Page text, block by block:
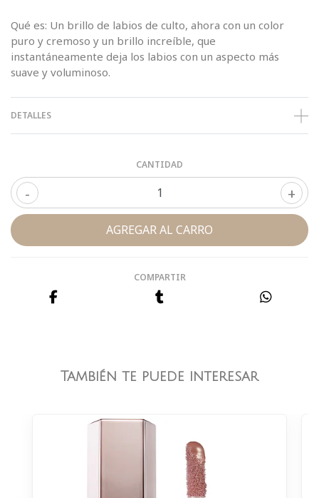
Qué es: Un brillo de labios de culto, ahora con un color
puro y cremoso y un brillo increíble, que
instantáneamente deja los labios con un aspecto más
suave y voluminoso.
DETALLES
CANTIDAD
+
-
COMPARTIR
También te puede interesar